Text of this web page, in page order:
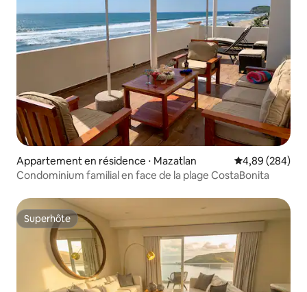
Appartement en résidence ⋅ Mazatlan Évaluation
4,89 (284)
Condominium familial en face de la plage CostaBonita
Superhôte
Superhôte